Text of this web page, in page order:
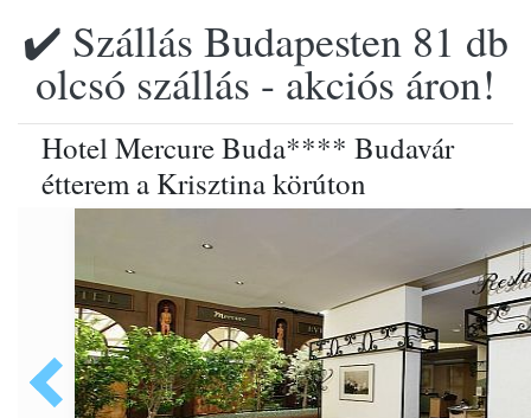
✔️ Szállás Budapesten 81 db
olcsó szállás - akciós áron!
Hotel Mercure Buda**** Budavár
étterem a Krisztina körúton